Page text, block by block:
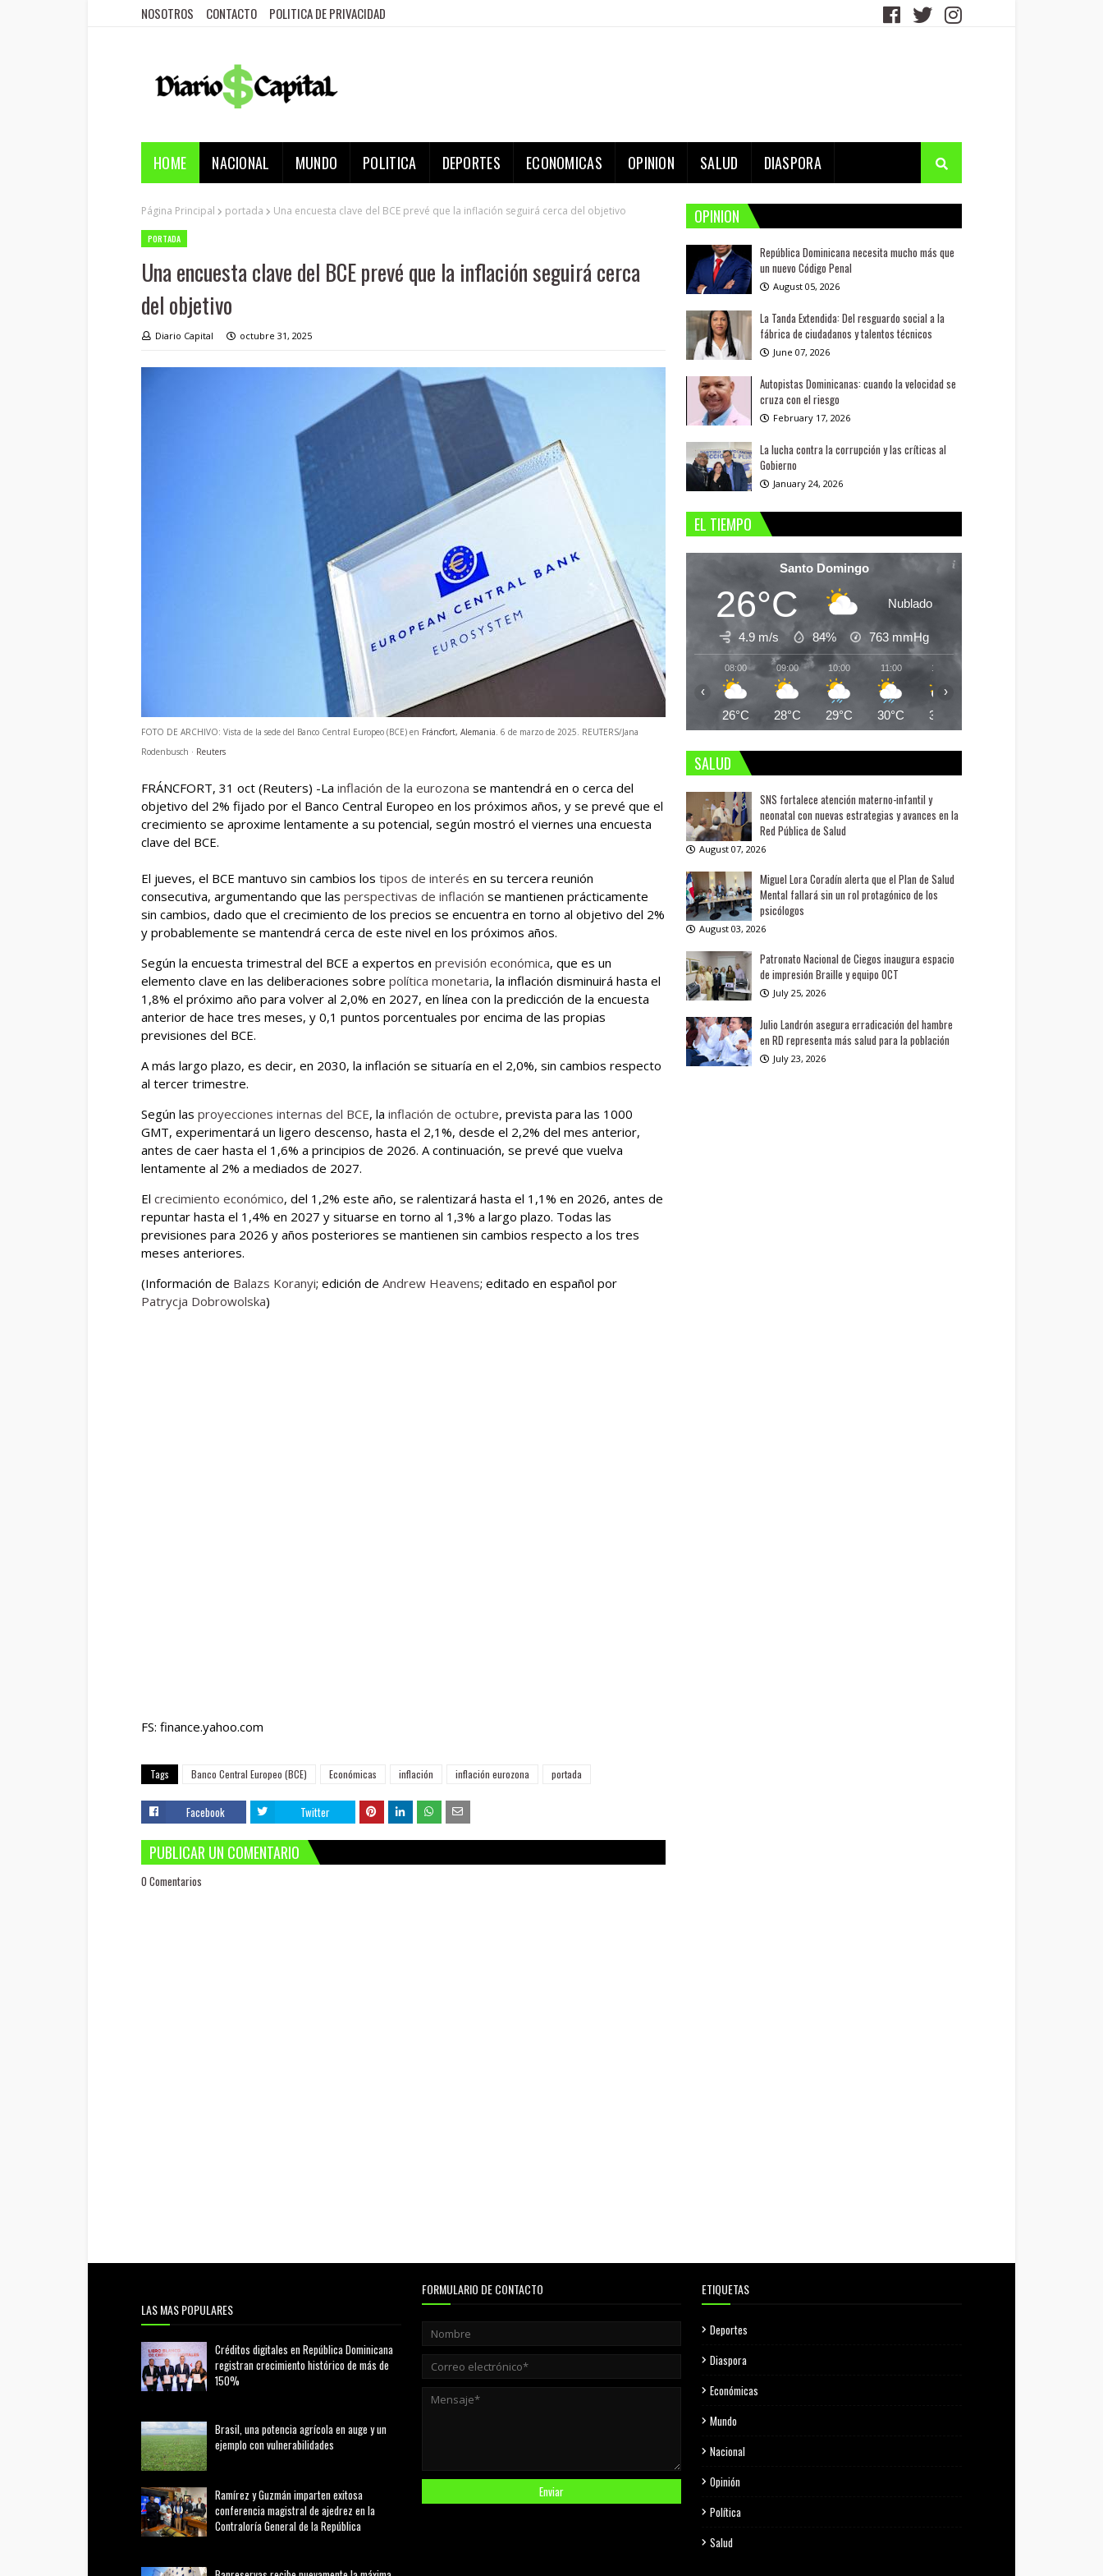
NOSOTROS CONTACTO POLITICA DE PRIVACIDAD
HOME NACIONAL MUNDO POLITICA DEPORTES ECONOMICAS OPINION SALUD DIASPORA
Página Principal portada Una encuesta clave del BCE prevé que la inflación seguirá cerca del objetivo
PORTADA
Una encuesta clave del BCE prevé que la inflación seguirá cerca
del objetivo
Diario Capital octubre 31, 2025
FOTO DE ARCHIVO: Vista de la sede del Banco Central Europeo (BCE) en Fráncfort, Alemania. 6 de marzo de 2025. REUTERS/Jana
Rodenbusch · Reuters
FRÁNCFORT, 31 oct (Reuters) -La inflación de la eurozona se mantendrá en o cerca del
objetivo del 2% fijado por el Banco Central Europeo en los próximos años, y se prevé que el
crecimiento se aproxime lentamente a su potencial, según mostró el viernes una encuesta
clave del BCE.
El jueves, el BCE mantuvo sin cambios los tipos de interés en su tercera reunión
consecutiva, argumentando que las perspectivas de inflación se mantienen prácticamente
sin cambios, dado que el crecimiento de los precios se encuentra en torno al objetivo del 2%
y probablemente se mantendrá cerca de este nivel en los próximos años.
Según la encuesta trimestral del BCE a expertos en previsión económica, que es un
elemento clave en las deliberaciones sobre política monetaria, la inflación disminuirá hasta el
1,8% el próximo año para volver al 2,0% en 2027, en línea con la predicción de la encuesta
anterior de hace tres meses, y 0,1 puntos porcentuales por encima de las propias
previsiones del BCE.
A más largo plazo, es decir, en 2030, la inflación se situaría en el 2,0%, sin cambios respecto
al tercer trimestre.
Según las proyecciones internas del BCE, la inflación de octubre, prevista para las 1000
GMT, experimentará un ligero descenso, hasta el 2,1%, desde el 2,2% del mes anterior,
antes de caer hasta el 1,6% a principios de 2026. A continuación, se prevé que vuelva
lentamente al 2% a mediados de 2027.
El crecimiento económico, del 1,2% este año, se ralentizará hasta el 1,1% en 2026, antes de
repuntar hasta el 1,4% en 2027 y situarse en torno al 1,3% a largo plazo. Todas las
previsiones para 2026 y años posteriores se mantienen sin cambios respecto a los tres
meses anteriores.
(Información de Balazs Koranyi; edición de Andrew Heavens; editado en español por
Patrycja Dobrowolska)
FS: finance.yahoo.com
Tags Banco Central Europeo (BCE) Económicas inflación inflación eurozona portada
Facebook Twitter
PUBLICAR UN COMENTARIO
0 Comentarios
OPINION
República Dominicana necesita mucho más que
un nuevo Código Penal
August 05, 2026
La Tanda Extendida: Del resguardo social a la
fábrica de ciudadanos y talentos técnicos
June 07, 2026
Autopistas Dominicanas: cuando la velocidad se
cruza con el riesgo
February 17, 2026
La lucha contra la corrupción y las críticas al
Gobierno
January 24, 2026
EL TIEMPO
Santo Domingo
26°C Nublado
4.9 m/s 84% 763 mmHg
08:00
26°C
09:00
28°C
10:00
29°C
11:00
30°C
12:00
31°C
‹ ›
SALUD
SNS fortalece atención materno-infantil y
neonatal con nuevas estrategias y avances en la
Red Pública de Salud
August 07, 2026
Miguel Lora Coradín alerta que el Plan de Salud
Mental fallará sin un rol protagónico de los
psicólogos
August 03, 2026
Patronato Nacional de Ciegos inaugura espacio
de impresión Braille y equipo OCT
July 25, 2026
Julio Landrón asegura erradicación del hambre
en RD representa más salud para la población
July 23, 2026
LAS MAS POPULARES
Créditos digitales en República Dominicana
registran crecimiento histórico de más de
150%
Brasil, una potencia agrícola en auge y un
ejemplo con vulnerabilidades
Ramírez y Guzmán imparten exitosa
conferencia magistral de ajedrez en la
Contraloría General de la República
FORMULARIO DE CONTACTO ETIQUETAS
Deportes
Diaspora
Económicas
Mundo
Nacional
Opinión
Política
Salud